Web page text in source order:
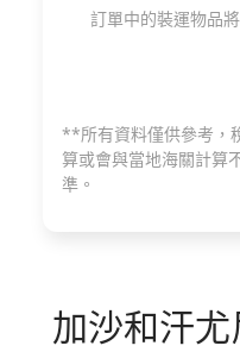
訂單中的裝運物品
**所有資料僅供參考，
算或會與當地海關計算
準。
加沙和汗